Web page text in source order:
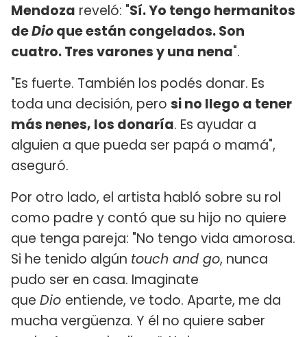
Mendoza reveló: "Sí. Yo tengo hermanitos
deDioque están congelados. Son
cuatro. Tres varones y una nena".
"Es fuerte. También los podés donar. Es
toda una decisión, pero si no llego a tener
más nenes, los donaría. Es ayudar a
alguien a que pueda ser papá o mamá",
aseguró.
Por otro lado, el artista habló sobre su rol
como padre y contó que su hijo no quiere
que tenga pareja: "No tengo vida amorosa.
Si he tenido algún touch and go, nunca
pudo ser en casa. Imaginate
que Dio entiende, ve todo. Aparte, me da
mucha vergüenza. Y él no quiere saber